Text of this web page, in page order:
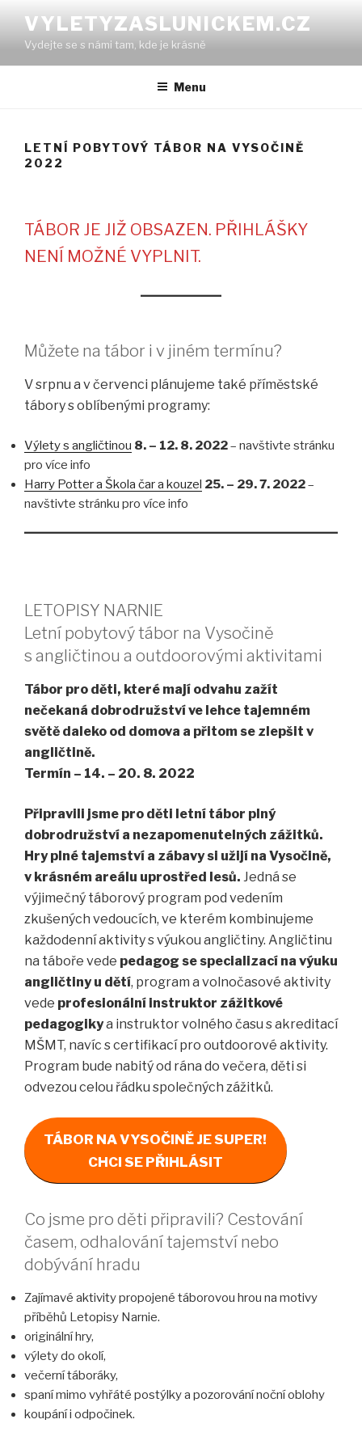
obsahu
webu
VYLETYZASLUNICKEM.CZ
Vydejte se s námi tam, kde je krásně
Menu
LETNÍ POBYTOVÝ TÁBOR NA VYSOČINĚ
2022
TÁBOR JE JIŽ OBSAZEN. PŘIHLÁŠKY
NENÍ MOŽNÉ VYPLNIT.
Můžete na tábor i v jiném termínu?
V srpnu a v červenci plánujeme také příměstské
tábory s oblíbenými programy:
Výlety s angličtinou 8. – 12. 8. 2022– navštivte stránku
pro více info
Harry Potter a Škola čar a kouzel 25. – 29. 7. 2022–
navštivte stránku pro více info
LETOPISY NARNIE
Letní pobytový tábor na Vysočině
s angličtinou a outdoorovými aktivitami
Tábor pro děti, které mají odvahu zažít
nečekaná dobrodružství ve lehce tajemném
světě daleko od domova a přitom se zlepšit v
angličtině.
Termín – 14. – 20. 8. 2022
Připravili jsme pro děti letní tábor plný
dobrodružství a nezapomenutelných zážitků.
Hry plné tajemství a zábavy si užijí na Vysočině,
v krásném areálu uprostřed lesů. Jedná se
výjimečný táborový program pod vedením
zkušených vedoucích, ve kterém kombinujeme
každodenní aktivity s výukou angličtiny. Angličtinu
na táboře vede pedagog se specializací na výuku
angličtiny u dětí, program a volnočasové aktivity
vede profesionální instruktor zážitkové
pedagogikya instruktor volného času s akreditací
MŠMT, navíc s certifikací pro outdoorové aktivity.
Program bude nabitý od rána do večera, děti si
odvezou celou řádku společných zážitků.
TÁBOR NA VYSOČINĚ JE SUPER!
CHCI SE PŘIHLÁSIT
Co jsme pro děti připravili? Cestování
časem, odhalování tajemství nebo
dobývání hradu
Zajímavé aktivity propojené táborovou hrou na motivy
příběhů Letopisy Narnie.
originální hry,
výlety do okolí,
večerní táboráky,
spaní mimo vyhřáté postýlky a pozorování noční oblohy
koupání i odpočinek.